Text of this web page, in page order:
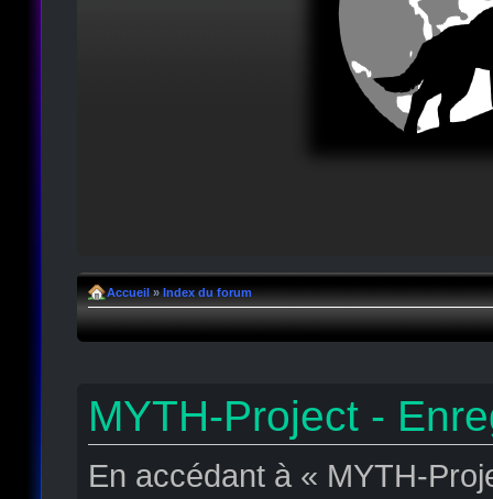
Accueil » Index du forum
MYTH-Project -
En accédant à « MYTH-